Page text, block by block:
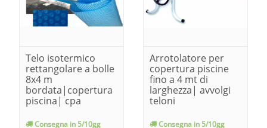
Telo isotermico
rettangolare a bolle
8x4 m
bordata|copertura
piscina| cpa
Consegna in 5/10gg
Arrotolatore per
copertura piscine
fino a 4 mt di
larghezza| avvolgi
teloni
Consegna in 5/10gg